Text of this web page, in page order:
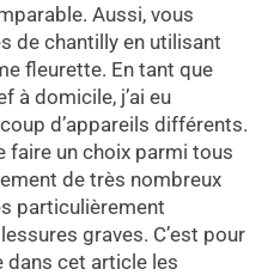
Aussi, vous
de chantilly en utilisant
fleurette. En tant que
à domicile, j’ai eu
d’appareils différents.
faire un choix parmi tous
de très nombreux
particulièrement
graves. C’est pour
dans cet article les